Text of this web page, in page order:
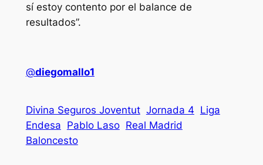
sí estoy contento por el balance de
resultados”.
@diegomallo1
Divina Seguros Joventut Jornada 4 Liga
Endesa Pablo Laso Real Madrid
Baloncesto